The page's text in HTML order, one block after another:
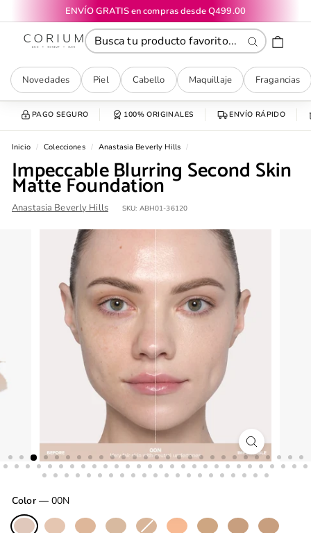
directamente
contenido
diapositivas
pausa
ENVÍO GRATIS en compras desde Q499.00
CORIUM
Buscar
Novedades
Piel Cabello Maquillaje Fragancias
PAGO SEGURO 100% ORIGINALES ENVÍO RÁPIDO
Inicio / Colecciones / Anastasia Beverly Hills /
Impeccable Blurring Second Skin
Matte Foundation
Anastasia Beverly Hills SKU: ABH01-36120
Color — 00N